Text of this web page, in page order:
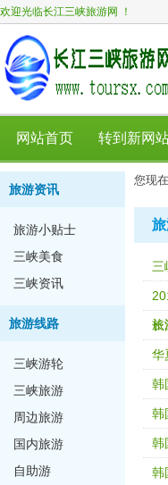
欢迎光临长江三峡旅游网 ！
网站首页 转到新网
旅游资讯
旅游小贴士
三峡美食
三峡资讯
旅游线路
三峡游轮
三峡旅游
周边旅游
国内旅游
自助游
您现
三
旅
长
华
韩
韩
韩
韩